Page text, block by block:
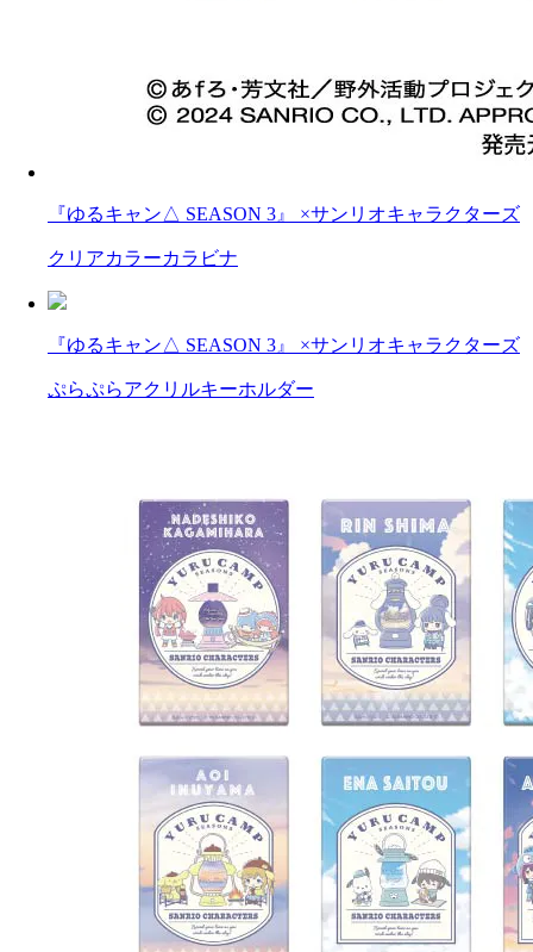
『ゆるキャン△ SEASON 3』 ×サンリオキャラクターズ
クリアカラーカラビナ
『ゆるキャン△ SEASON 3』 ×サンリオキャラクターズ
ぷらぷらアクリルキーホルダー